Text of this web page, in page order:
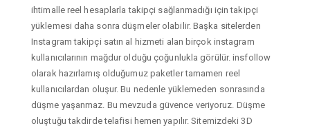
ihtimalle reel hesaplarla takipçi sağlanmadığı için takipçi
yüklemesi daha sonra düşmeler olabilir. Başka sitelerden
Instagram takipçi satın al hizmeti alan birçok instagram
kullanıcılarının mağdur olduğu çoğunlukla görülür. insfollow
olarak hazırlamış olduğumuz paketler tamamen reel
kullanıcılardan oluşur. Bu nedenle yüklemeden sonrasında
düşme yaşanmaz. Bu mevzuda güvence veriyoruz. Düşme
oluştuğu takdirde telafisi hemen yapılır. Sitemizdeki 3D